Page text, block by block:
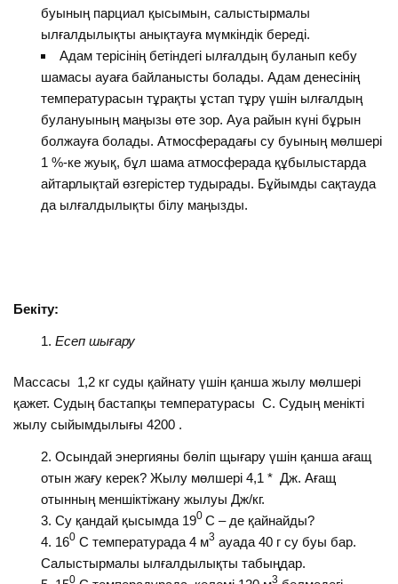
буының парциал қысымын, салыстырмалы
ылғалдылықты анықтауға мүмкіндік береді.
Адам терісінің бетіндегі ылғалдың буланып кебу
шамасы ауаға байланысты болады. Адам денесінің
температурасын тұрақты ұстап тұру үшін ылғалдың
булануының маңызы өте зор. Ауа райын күні бұрын
болжауға болады. Атмосферадағы су буының мөлшері
1 %-ке жуық, бұл шама атмосферада құбылыстарда
айтарлықтай өзгерістер тудырады. Бұйымды сақтауда
да ылғалдылықты білу маңызды.
Бекіту:
Есеп шығару
Массасы 1,2 кг суды қайнату үшін қанша жылу мөлшері
қажет. Судың бастапқы температурасы С. Судың менікті
жылу сыйымдылығы 4200 .
Осындай энергияны бөліп щығару үшін қанша ағащ
отын жағу керек? Жылу мөлшері 4,1 * Дж. Ағащ
отынның меншіктіжану жылуы Дж/кг.
Су қандай қысымда 190 С – де қайнайды?
160С температурада 4 м3 ауада 40 г су буы бар.
Салыстырмалы ылғалдылықты табыңдар.
0 3